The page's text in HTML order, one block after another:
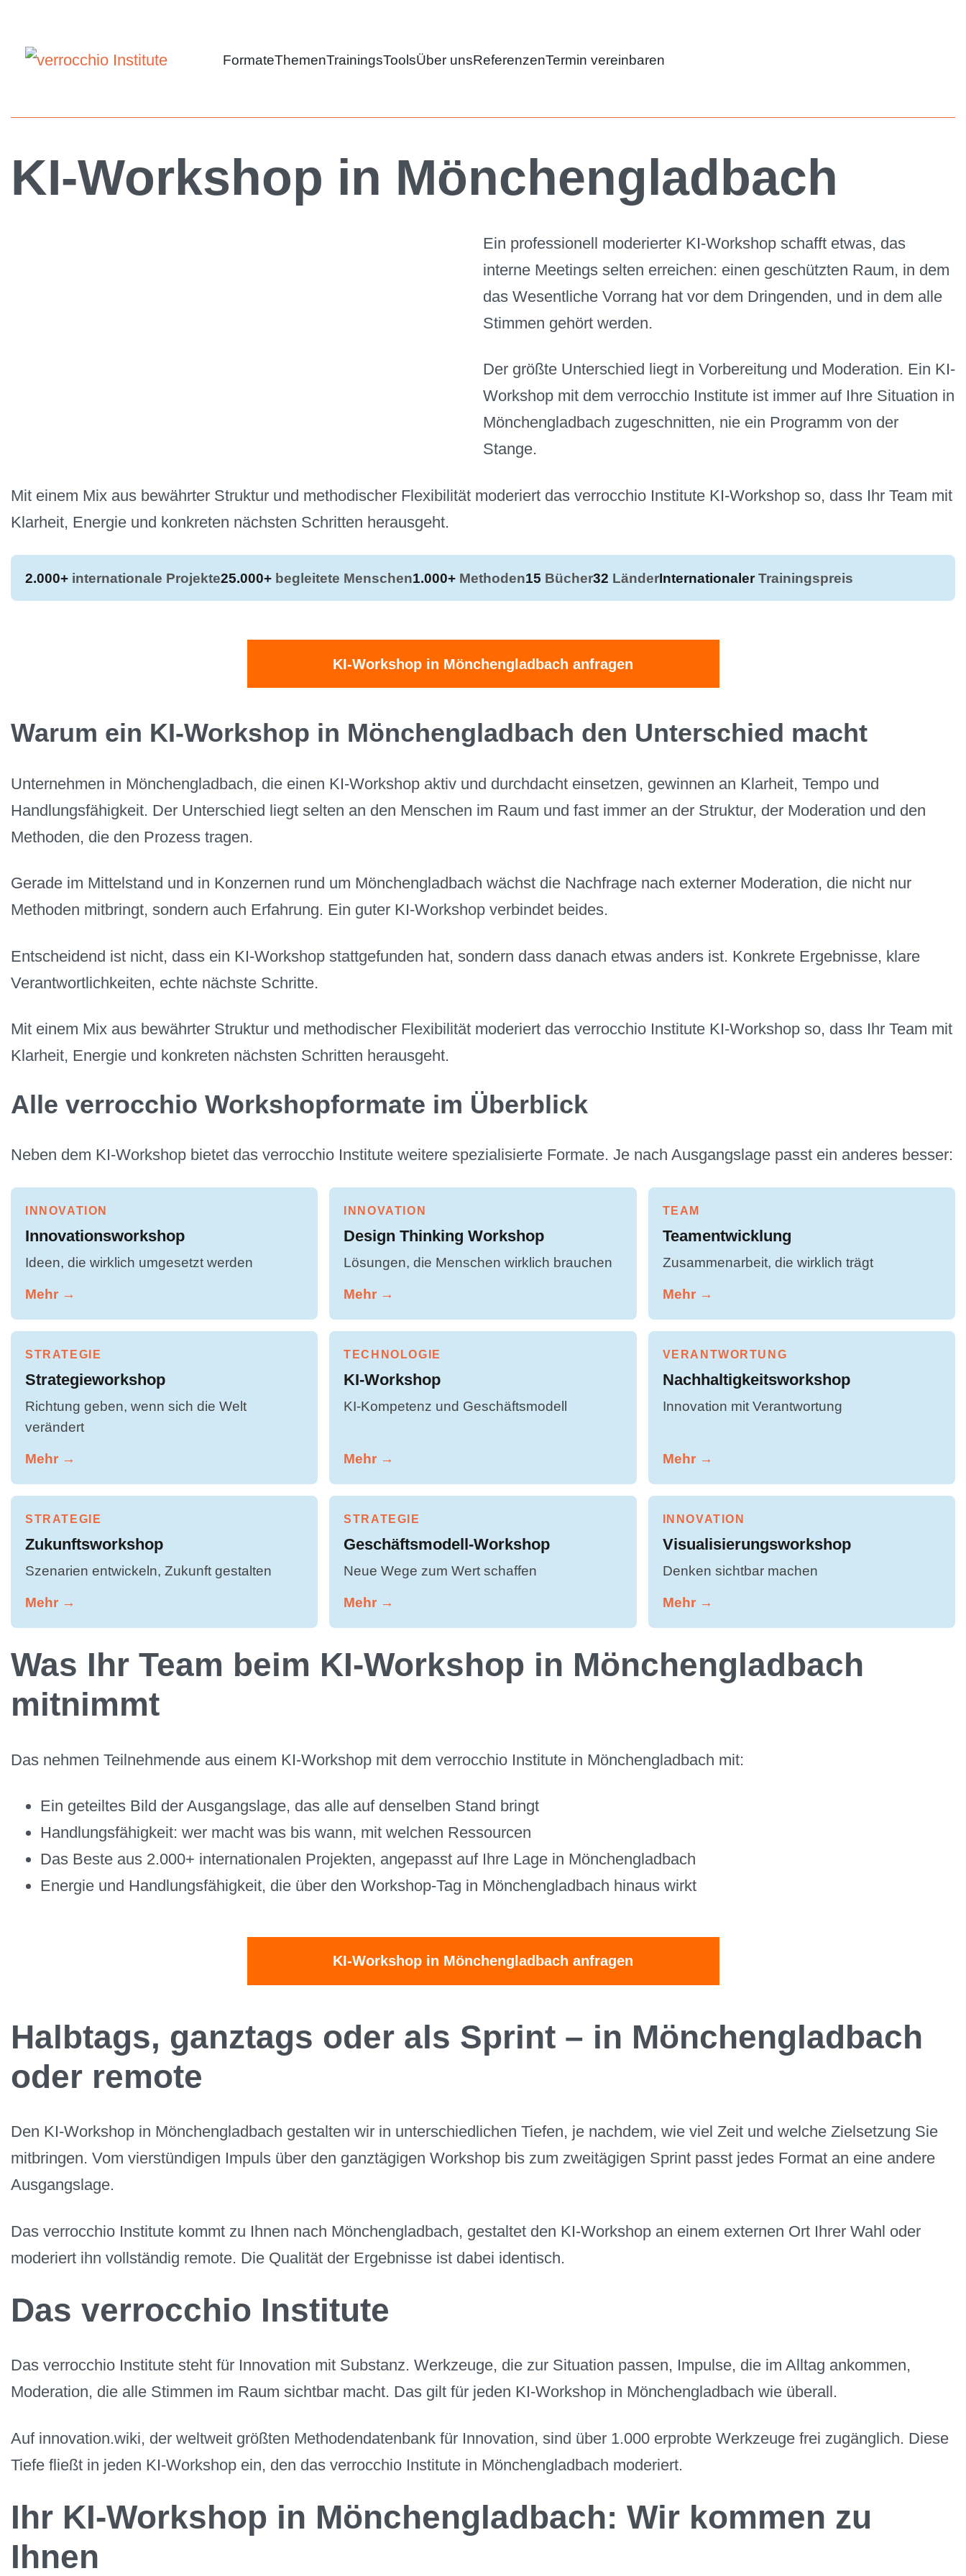
FormateThemenTrainingsToolsÜber unsReferenzenTermin vereinbaren
KI-Workshop in Mönchengladbach
Ein professionell moderierter KI-Workshop schafft etwas, das
interne Meetings selten erreichen: einen geschützten Raum, in dem
das Wesentliche Vorrang hat vor dem Dringenden, und in dem alle
Stimmen gehört werden.
Der größte Unterschied liegt in Vorbereitung und Moderation. Ein KI-
Workshop mit dem verrocchio Institute ist immer auf Ihre Situation in
Mönchengladbach zugeschnitten, nie ein Programm von der
Stange.
Mit einem Mix aus bewährter Struktur und methodischer Flexibilität moderiert das verrocchio Institute KI-Workshop so, dass Ihr Team mit
Klarheit, Energie und konkreten nächsten Schritten herausgeht.
2.000+ internationale Projekte25.000+ begleitete Menschen1.000+ Methoden15 Bücher32 LänderInternationalerTrainingspreis
KI-Workshop in Mönchengladbach anfragen
Warum ein KI-Workshop in Mönchengladbach den Unterschied macht
Unternehmen in Mönchengladbach, die einen KI-Workshop aktiv und durchdacht einsetzen, gewinnen an Klarheit, Tempo und
Handlungsfähigkeit. Der Unterschied liegt selten an den Menschen im Raum und fast immer an der Struktur, der Moderation und den
Methoden, die den Prozess tragen.
Gerade im Mittelstand und in Konzernen rund um Mönchengladbach wächst die Nachfrage nach externer Moderation, die nicht nur
Methoden mitbringt, sondern auch Erfahrung. Ein guter KI-Workshop verbindet beides.
Entscheidend ist nicht, dass ein KI-Workshop stattgefunden hat, sondern dass danach etwas anders ist. Konkrete Ergebnisse, klare
Verantwortlichkeiten, echte nächste Schritte.
Mit einem Mix aus bewährter Struktur und methodischer Flexibilität moderiert das verrocchio Institute KI-Workshop so, dass Ihr Team mit
Klarheit, Energie und konkreten nächsten Schritten herausgeht.
Alle verrocchio Workshopformate im Überblick
Neben dem KI-Workshop bietet das verrocchio Institute weitere spezialisierte Formate. Je nach Ausgangslage passt ein anderes besser:
INNOVATION
Innovationsworkshop
Ideen, die wirklich umgesetzt werden
Mehr →
INNOVATION
Design Thinking Workshop
Lösungen, die Menschen wirklich brauchen
Mehr →
TEAM
Teamentwicklung
Zusammenarbeit, die wirklich trägt
Mehr →
STRATEGIE
Strategieworkshop
Richtung geben, wenn sich die Welt
verändert
Mehr →
TECHNOLOGIE
KI-Workshop
KI-Kompetenz und Geschäftsmodell
Mehr →
VERANTWORTUNG
Nachhaltigkeitsworkshop
Innovation mit Verantwortung
Mehr →
STRATEGIE
Zukunftsworkshop
Szenarien entwickeln, Zukunft gestalten
Mehr →
STRATEGIE
Geschäftsmodell-Workshop
Neue Wege zum Wert schaffen
Mehr →
INNOVATION
Visualisierungsworkshop
Denken sichtbar machen
Mehr →
Was Ihr Team beim KI-Workshop in Mönchengladbach
mitnimmt
Das nehmen Teilnehmende aus einem KI-Workshop mit dem verrocchio Institute in Mönchengladbach mit:
Ein geteiltes Bild der Ausgangslage, das alle auf denselben Stand bringt
Handlungsfähigkeit: wer macht was bis wann, mit welchen Ressourcen
Das Beste aus 2.000+ internationalen Projekten, angepasst auf Ihre Lage in Mönchengladbach
Energie und Handlungsfähigkeit, die über den Workshop-Tag in Mönchengladbach hinaus wirkt
KI-Workshop in Mönchengladbach anfragen
Halbtags, ganztags oder als Sprint – in Mönchengladbach
oder remote
Den KI-Workshop in Mönchengladbach gestalten wir in unterschiedlichen Tiefen, je nachdem, wie viel Zeit und welche Zielsetzung Sie
mitbringen. Vom vierstündigen Impuls über den ganztägigen Workshop bis zum zweitägigen Sprint passt jedes Format an eine andere
Ausgangslage.
Das verrocchio Institute kommt zu Ihnen nach Mönchengladbach, gestaltet den KI-Workshop an einem externen Ort Ihrer Wahl oder
moderiert ihn vollständig remote. Die Qualität der Ergebnisse ist dabei identisch.
Das verrocchio Institute
Das verrocchio Institute steht für Innovation mit Substanz. Werkzeuge, die zur Situation passen, Impulse, die im Alltag ankommen,
Moderation, die alle Stimmen im Raum sichtbar macht. Das gilt für jeden KI-Workshop in Mönchengladbach wie überall.
Auf innovation.wiki, der weltweit größten Methodendatenbank für Innovation, sind über 1.000 erprobte Werkzeuge frei zugänglich. Diese
Tiefe fließt in jeden KI-Workshop ein, den das verrocchio Institute in Mönchengladbach moderiert.
Ihr KI-Workshop in Mönchengladbach: Wir kommen zu
Ihnen